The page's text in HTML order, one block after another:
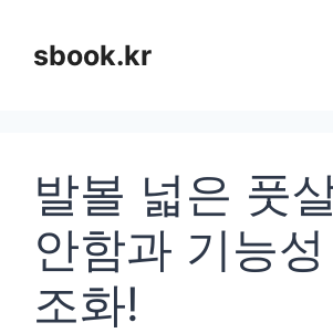
sbook.kr
발볼 넓은 풋
안함과 기능
조화!